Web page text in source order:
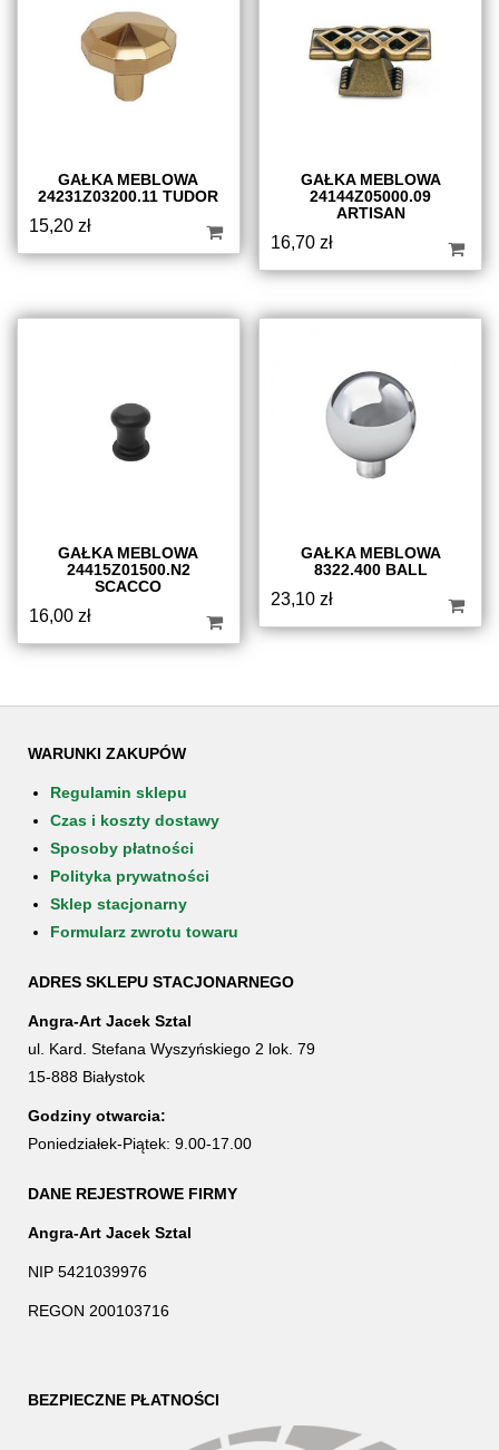
GAŁKA MEBLOWA
24231Z03200.11 TUDOR
15,20 zł
GAŁKA MEBLOWA
24144Z05000.09
ARTISAN
16,70zł
GAŁKA MEBLOWA
24415Z01500.N2
SCACCO
16,00 zł
GAŁKA MEBLOWA
8322.400 BALL
23,10zł
WARUNKI ZAKUPÓW
Regulamin sklepu
Czas i koszty dostawy
Sposoby płatności
Polityka prywatności
Sklep stacjonarny
Formularz zwrotu towaru
ADRES SKLEPU STACJONARNEGO
Angra-Art Jacek Sztal
ul. Kard. Stefana Wyszyńskiego 2 lok. 79
15-888 Białystok
Godziny otwarcia:
Poniedziałek-Piątek: 9.00-17.00
DANE REJESTROWE FIRMY
Angra-Art Jacek Sztal
NIP 5421039976
REGON 200103716
BEZPIECZNE PŁATNOŚCI